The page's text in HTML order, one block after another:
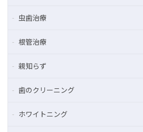
虫歯治療
根管治療
親知らず
歯のクリーニング
ホワイトニング